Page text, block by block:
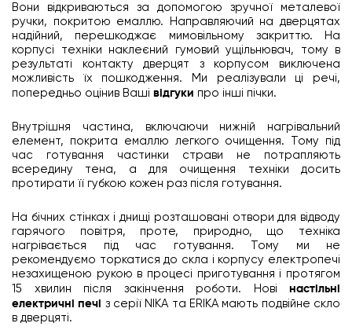
Вони відкриваються за допомогою зручної металевої
ручки, покритою емаллю. Направляючий на дверцятах
надійний, перешкоджає мимовільному закриттю. На
корпусі техніки наклеєний гумовий ущільнювач, тому в
результаті контакту дверцят з корпусом виключена
можливість їх пошкодження. Ми реалізували ці речі,
попередньо оцінив Ваші відгуки про інші пічки.
Внутрішня частина, включаючи нижній нагрівальний
елемент, покрита емаллю легкого очищення. Тому під
час готування частинки страви не потрапляють
всередину тена, а для очищення техніки досить
протирати її губкою кожен раз після готування.
На бічних стінках і днищі розташовані отвори для відводу
гарячого повітря, проте, природно, що техніка
нагрівається під час готування. Тому ми не
рекомендуємо торкатися до скла і корпусу електропечі
незахищеною рукою в процесі приготування і протягом
15 хвилин після закінчення роботи. Нові настільні
електричні печі з серії NIKA та ERIKA мають подвійне скло
в дверцяті.